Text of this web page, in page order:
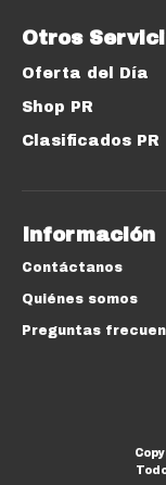
Otros
Oferta del Día
Shop PR
Clasificados PR
Información
Contáctanos
Quiénes somos
Preguntas